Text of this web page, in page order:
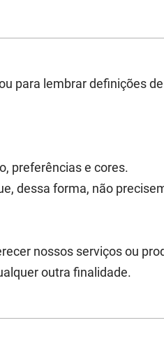
para lembrar definições
preferências e cores.
dessa forma, não
nossos serviços ou
outra finalidade.